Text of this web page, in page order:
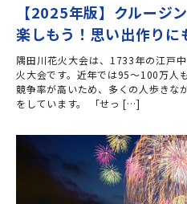
【2025年版】クルージ
楽しもう！思い出作りに
隅田川花火大会は、1733年の江戸
火大会です。近年では95～100万人
競争率が高いため、多くの人歩きな
をしています。 「せっ […]